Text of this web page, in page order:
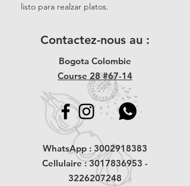
listo para realzar platos.
Contactez-nous au :
WhatsApp : 3002918383
Cellulaire :3017836953 -
3226207248
Bogota Colombie
Course 28 #67-14